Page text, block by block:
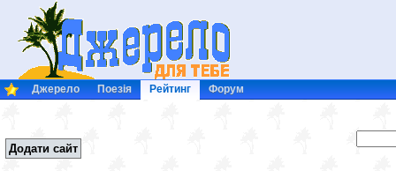
Джерело Поезія Рейтинг Форум
Додати сайт